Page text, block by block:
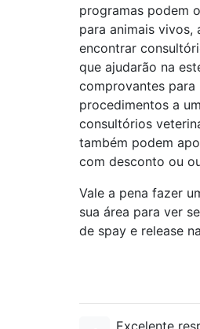
programas podem
para animais vivos,
encontrar
que ajudarão na
comprovantes para
procedimentos a
consultórios
também podem
com desconto ou
Vale a pena fazer
sua área para ver
de spay e release
Excelente